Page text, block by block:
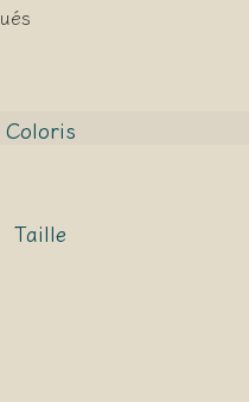
Coloris
Taille